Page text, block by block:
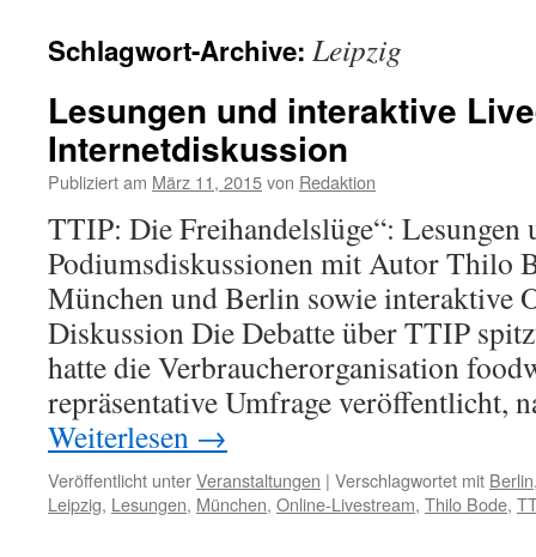
Schlagwort-Archive: Leipzig
Lesungen und interaktive
Internetdiskussion
Publiziert am März 11, 2015von Redaktion
TTIP: Die Freihandelslüge“: Lesungen
Podiumsdiskussionen mit Autor Thilo
München und Berlin sowie interaktive
Diskussion Die Debatte über TTIP
hatte die Verbraucherorganisation
repräsentative Umfrage veröffentlicht,
Weiterlesen →
Veröffentlicht unterVeranstaltungen | Verschlagwortet mit Berlin
Leipzig, Lesungen, München, Online-Livestream, Thilo Bode,